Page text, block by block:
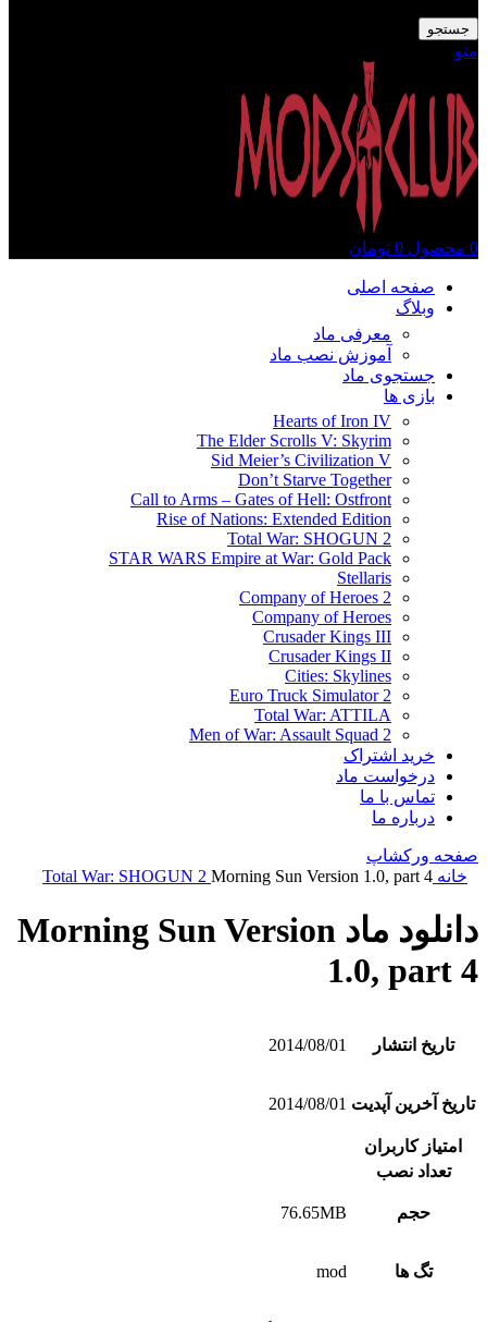
جستجو
منو
0 محصول 0 تومان
صفحه اصلی
وبلاگ
معرفی ماد
آموزش نصب ماد
جستجوی ماد
بازی ها
Hearts of Iron IV
The Elder Scrolls V: Skyrim
Sid Meier’s Civilization V
Don’t Starve Together
Call to Arms – Gates of Hell: Ostfront
Rise of Nations: Extended Edition
Total War: SHOGUN 2
STAR WARS Empire at War: Gold Pack
Stellaris
Company of Heroes 2
Company of Heroes
Crusader Kings III
Crusader Kings II
Cities: Skylines
Euro Truck Simulator 2
Total War: ATTILA
Men of War: Assault Squad 2
خرید اشتراک
درخواست ماد
تماس با ما
درباره ما
صفحه ورکشاپ
خانه
Total War: SHOGUN 2 Morning Sun Version 1.0, part 4
دانلود ماد Morning Sun Version
1.0, part 4
تاریخ انتشار 2014/08/01
تاریخ آخرین آپدیت 2014/08/01
امتیاز کاربران
تعداد نصب
حجم 76.65MB
تگ ها mod